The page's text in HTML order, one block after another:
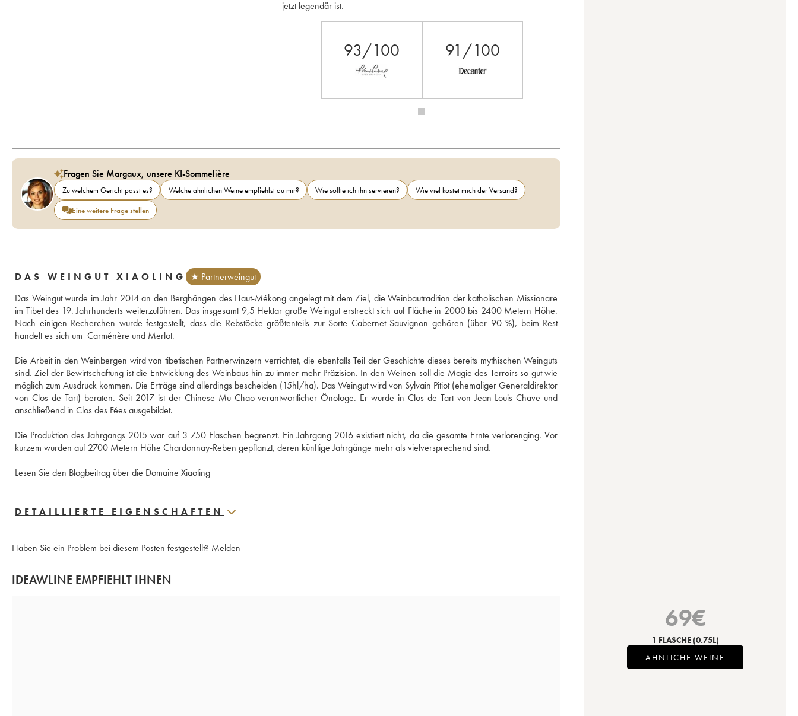
93/100 91/100
Fragen Sie Margaux, unsere KI-Sommelière
Zu welchem Gericht passt es? Welche ähnlichen Weine empfiehlst du mir? Wie sollte ich ihn servieren?
Wie viel kostet mich der Versand?
Eine weitere Frage stellen
DAS WEINGUT XIAOLING
★ Partnerweingut
Das Weingut wurde im Jahr 2014 an den Berghängen des Haut-Mékong angelegt mit dem Ziel, die Weinbautradition der katholischen Missionare
im Tibet des 19. Jahrhunderts weiterzuführen. Das insgesamt 9,5 Hektar große Weingut erstreckt sich auf Fläche in 2000 bis 2400 Metern Höhe.
Nach einigen Recherchen wurde festgestellt, dass die Rebstöcke größtenteils zur Sorte Cabernet Sauvignon gehören (über 90 %), beim Rest
handelt es sich um  Carménère und Merlot.
Die Arbeit in den Weinbergen wird von tibetischen Partnerwinzern verrichtet, die ebenfalls Teil der Geschichte dieses bereits mythischen Weinguts
sind. Ziel der Bewirtschaftung ist die Entwicklung des Weinbaus hin zu immer mehr Präzision. In den Weinen soll die Magie des Terroirs so gut wie
möglich zum Ausdruck kommen. Die Erträge sind allerdings bescheiden (15hl/ha). Das Weingut wird von Sylvain Pitiot (ehemaliger Generaldirektor
von Clos de Tart) beraten. Seit 2017 ist der Chinese Mu Chao verantwortlicher Önologe. Er wurde in Clos de Tart von Jean-Louis Chave und
anschließend in Clos des Fées ausgebildet.
Die Produktion des Jahrgangs 2015 war auf 3 750 Flaschen begrenzt. Ein Jahrgang 2016 existiert nicht, da die gesamte Ernte verlorenging. Vor
kurzem wurden auf 2700 Metern Höhe Chardonnay-Reben gepflanzt, deren künftige Jahrgänge mehr als vielversprechend sind.
Lesen Sie den Blogbeitrag über die Domaine Xiaoling
DETAILLIERTE EIGENSCHAFTEN
Haben Sie ein Problem bei diesem Posten festgestellt? Melden
IDEAWLINE EMPFIEHLT IHNEN
69€
1 FLASCHE (0.75L)
ÄHNLICHE WEINE